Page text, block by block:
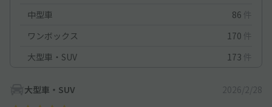
中型車
86 件
ワンボックス
170 件
大型車・SUV
173 件
大型車・SUV 2026/2/28